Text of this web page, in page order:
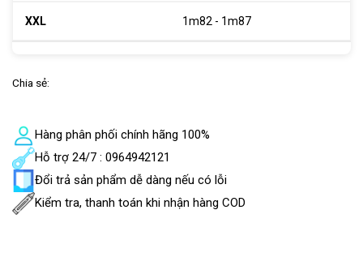
1m82 - 1m87
Chia sẻ:
Hàng phân phối chính hãng 100%
Hỗ trợ 24/7 : 0964942121
Đổi trả sản phẩm dễ dàng nếu có lỗi
Kiểm tra, thanh toán khi nhận hàng COD